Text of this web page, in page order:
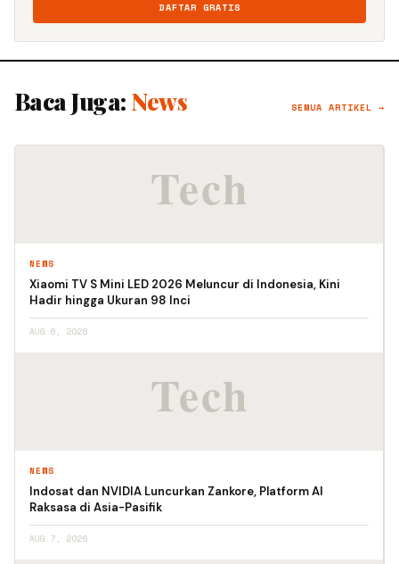
DAFTAR GRATIS
Baca Juga: News SEMUA ARTIKEL →
NEWS
Xiaomi TV S Mini LED 2026 Meluncur di Indonesia, Kini
Hadir hingga Ukuran 98 Inci
AUG 6, 2026
NEWS
Indosat dan NVIDIA Luncurkan Zankore, Platform AI
Raksasa di Asia-Pasifik
AUG 7, 2026